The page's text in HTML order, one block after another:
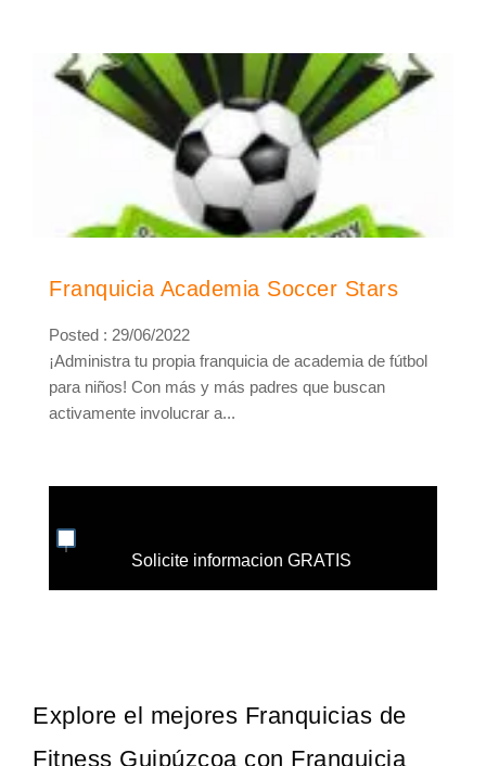
Franquicia Academia Soccer Stars
Posted : 29/06/2022
¡Administra tu propia franquicia de academia de fútbol
para niños! Con más y más padres que buscan
activamente involucrar a...
Solicite informacion GRATIS
Explore el mejores Franquicias de
Fitness Guipúzcoa con Franquicia